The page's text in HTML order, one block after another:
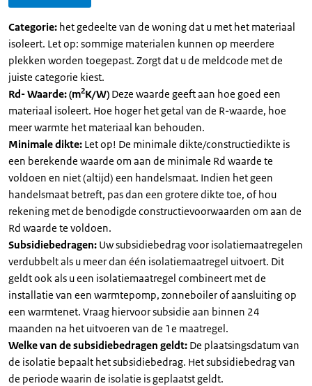
Categorie: het gedeelte van de woning dat u met het materiaal
isoleert. Let op: sommige materialen kunnen op meerdere
plekken worden toegepast. Zorgt dat u de meldcode met de
juiste categorie kiest.
Rd- Waarde: (m2K/W) Deze waarde geeft aan hoe goed een
materiaal isoleert. Hoe hoger het getal van de R-waarde, hoe
meer warmte het materiaal kan behouden.
Minimale dikte: Let op! De minimale dikte/constructiedikte is
een berekende waarde om aan de minimale Rd waarde te
voldoen en niet (altijd) een handelsmaat. Indien het geen
handelsmaat betreft, pas dan een grotere dikte toe, of hou
rekening met de benodigde constructievoorwaarden om aan de
Rd waarde te voldoen.
Subsidiebedragen: Uw subsidiebedrag voor isolatiemaatregelen
verdubbelt als u meer dan één isolatiemaatregel uitvoert. Dit
geldt ook als u een isolatiemaatregel combineert met de
installatie van een warmtepomp, zonneboiler of aansluiting op
een warmtenet. Vraag hiervoor subsidie aan binnen 24
maanden na het uitvoeren van de 1e maatregel.
Welke van de subsidiebedragen geldt: De plaatsingsdatum van
de isolatie bepaalt het subsidiebedrag. Het subsidiebedrag van
de periode waarin de isolatie is geplaatst geldt.